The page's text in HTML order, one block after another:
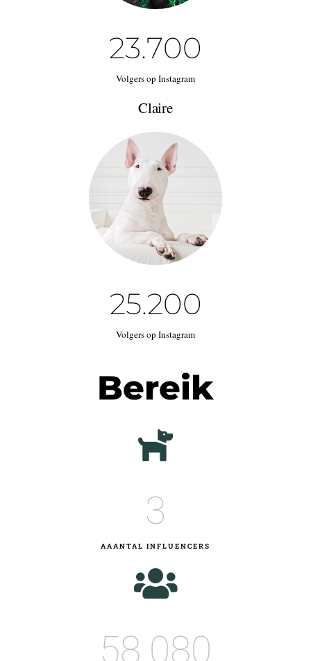
Volgers op Instagram
23.700
Claire
Volgers op Instagram
25.200
Bereik
AAANTAL INFLUENCERS
3
58.080